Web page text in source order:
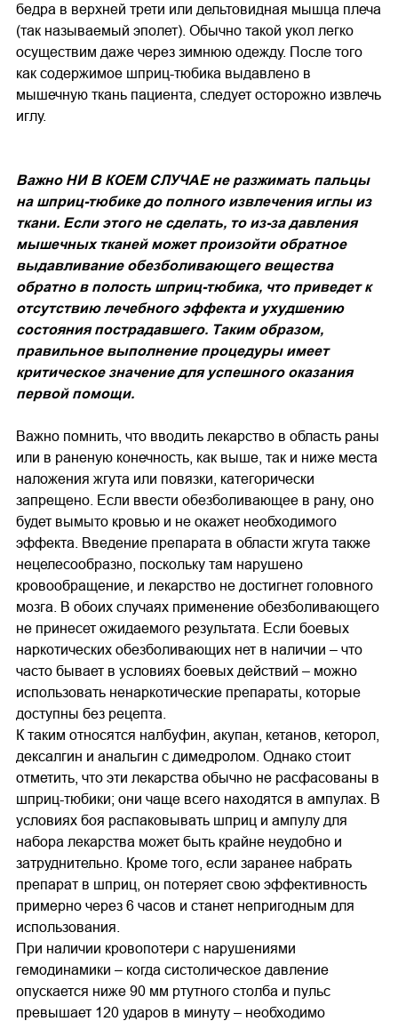
бедра в верхней трети или дельтовидная мышца плеча
(так называемый эполет). Обычно такой укол легко
осуществим даже через зимнюю одежду. После того
как содержимое шприц-тюбика выдавлено в
мышечную ткань пациента, следует осторожно извлечь
иглу.
Важно НИ В КОЕМ СЛУЧАЕ не разжимать пальцы
на шприц-тюбике до полного извлечения иглы из
ткани. Если этого не сделать, то из-за давления
мышечных тканей может произойти обратное
выдавливание обезболивающего вещества
обратно в полость шприц-тюбика, что приведет к
отсутствию лечебного эффекта и ухудшению
состояния пострадавшего. Таким образом,
правильное выполнение процедуры имеет
критическое значение для успешного оказания
первой помощи.
Важно помнить, что вводить лекарство в область раны
или в раненую конечность, как выше, так и ниже места
наложения жгута или повязки, категорически
запрещено. Если ввести обезболивающее в рану, оно
будет вымыто кровью и не окажет необходимого
эффекта. Введение препарата в области жгута также
нецелесообразно, поскольку там нарушено
кровообращение, и лекарство не достигнет головного
мозга. В обоих случаях применение обезболивающего
не принесет ожидаемого результата. Если боевых
наркотических обезболивающих нет в наличии – что
часто бывает в условиях боевых действий – можно
использовать ненаркотические препараты, которые
доступны без рецепта.
К таким относятся налбуфин, акупан, кетанов, кеторол,
дексалгин и анальгин с димедролом. Однако стоит
отметить, что эти лекарства обычно не расфасованы в
шприц-тюбики; они чаще всего находятся в ампулах. В
условиях боя распаковывать шприц и ампулу для
набора лекарства может быть крайне неудобно и
затруднительно. Кроме того, если заранее набрать
препарат в шприц, он потеряет свою эффективность
примерно через 6 часов и станет непригодным для
использования.
При наличии кровопотери с нарушениями
гемодинамики – когда систолическое давление
опускается ниже 90 мм ртутного столба и пульс
превышает 120 ударов в минуту – необходимо